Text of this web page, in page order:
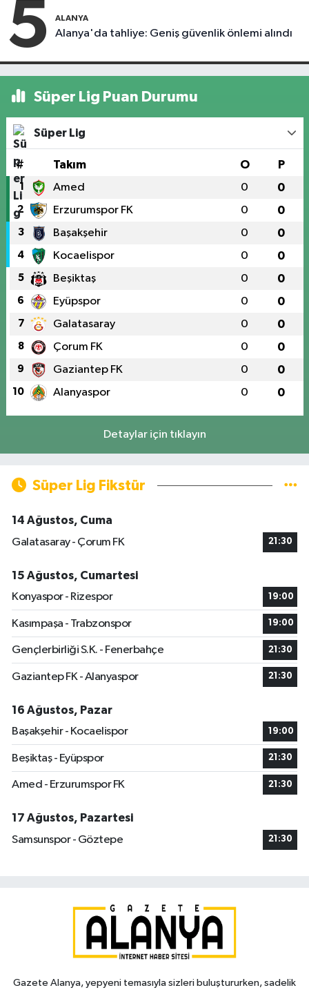
5 ALANYA
Alanya'da tahliye: Geniş güvenlik önlemi alındı
Süper Lig Puan Durumu
Süper Lig
# Takım O P
1 Amed 0 0
2 Erzurumspor FK 0 0
3 Başakşehir 0 0
4 Kocaelispor 0 0
5 Beşiktaş 0 0
6 Eyüpspor 0 0
7 Galatasaray 0 0
8 Çorum FK 0 0
9 Gaziantep FK 0 0
10 Alanyaspor 0 0
Detaylar için tıklayın
Süper Lig Fikstür
14 Ağustos, Cuma
Galatasaray - Çorum FK
21:30
15 Ağustos, Cumartesi
Konyaspor - Rizespor
19:00
Kasımpaşa - Trabzonspor 19:00
Gençlerbirliği S.K. - Fenerbahçe 21:30
Gaziantep FK - Alanyaspor 21:30
16 Ağustos, Pazar
Başakşehir - Kocaelispor
19:00
Beşiktaş - Eyüpspor 21:30
Amed - Erzurumspor FK 21:30
17 Ağustos, Pazartesi
Samsunspor - Göztepe
21:30
Gazete Alanya, yepyeni temasıyla sizleri buluştururken, sadelik